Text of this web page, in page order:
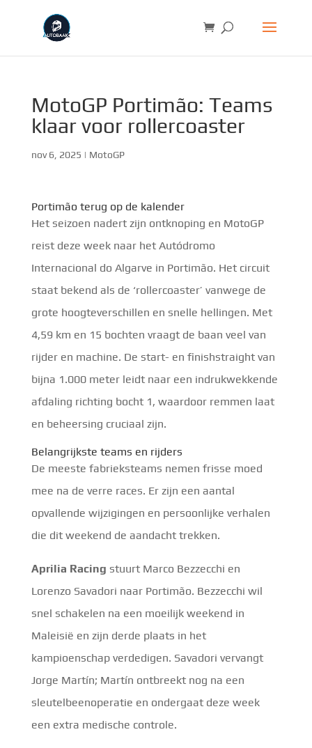
MotoGP Portimão: Teams
klaar voor rollercoaster
nov 6, 2025 | MotoGP
Portimão terug op de kalender
Het seizoen nadert zijn ontknoping en MotoGP
reist deze week naar het Autódromo
Internacional do Algarve in Portimão. Het circuit
staat bekend als de ‘rollercoaster’ vanwege de
grote hoogteverschillen en snelle hellingen. Met
4,59 km en 15 bochten vraagt de baan veel van
rijder en machine. De start- en finishstraight van
bijna 1.000 meter leidt naar een indrukwekkende
afdaling richting bocht 1, waardoor remmen laat
en beheersing cruciaal zijn.
Belangrijkste teams en rijders
De meeste fabrieksteams nemen frisse moed
mee na de verre races. Er zijn een aantal
opvallende wijzigingen en persoonlijke verhalen
die dit weekend de aandacht trekken.
Aprilia Racing stuurt Marco Bezzecchi en
Lorenzo Savadori naar Portimão. Bezzecchi wil
snel schakelen na een moeilijk weekend in
Maleisië en zijn derde plaats in het
kampioenschap verdedigen. Savadori vervangt
Jorge Martín; Martín ontbreekt nog na een
sleutelbeenoperatie en ondergaat deze week
een extra medische controle.